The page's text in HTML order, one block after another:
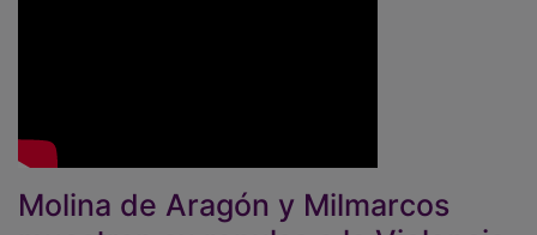
Molina de Aragón y Milmarcos
muestran su repulsa a la Violencia